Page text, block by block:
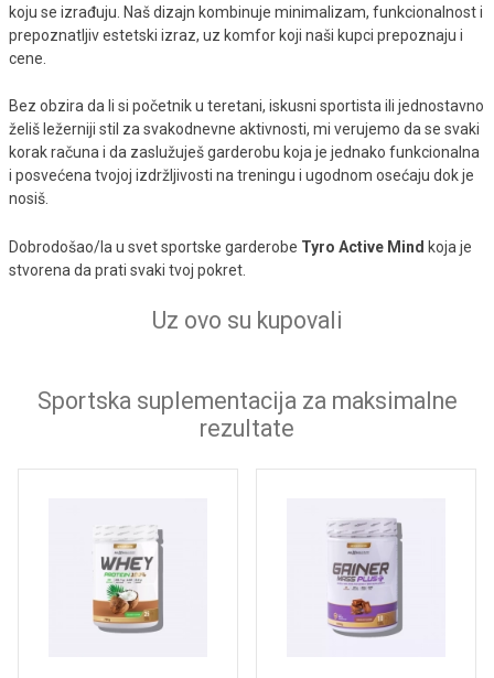
koju se izrađuju. Naš dizajn kombinuje minimalizam, funkcionalnost i
prepoznatljiv estetski izraz, uz komfor koji naši kupci prepoznaju i
cene.
Bez obzira da li si početnik u teretani, iskusni sportista ili jednostavno
želiš ležerniji stil za svakodnevne aktivnosti, mi verujemo da se svaki
korak računa i da zaslužuješ garderobu koja je jednako funkcionalna
i posvećena tvojoj izdržljivosti na treningu i ugodnom osećaju dok je
nosiš.
Dobrodošao/la u svet sportske garderobe Tyro Active Mind koja je
stvorena da prati svaki tvoj pokret.
Uz ovo su kupovali
Sportska suplementacija za maksimalne
rezultate